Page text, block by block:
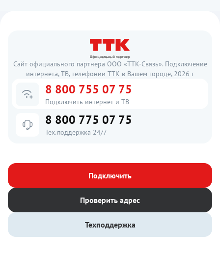
Сайт официального партнера ООО «ТТК-Связь». Подключение
интернета, ТВ, телефонии ТТК в Вашем городе, 2026 г
8 800 755 07 75
Подключить интернет и ТВ
8 800 775 07 75
Тех.поддержка 24/7
Подключить
Проверить адрес
Техподдержка